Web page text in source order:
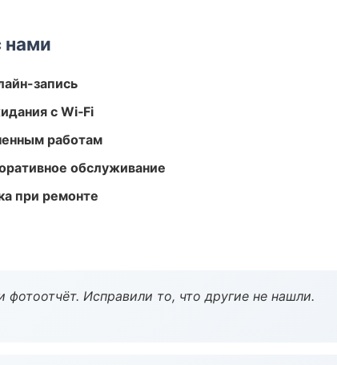
нами
запись
с Wi‑Fi
работам
обслуживание
при ремонте
фотоотчёт. Исправили то, что другие не нашли.